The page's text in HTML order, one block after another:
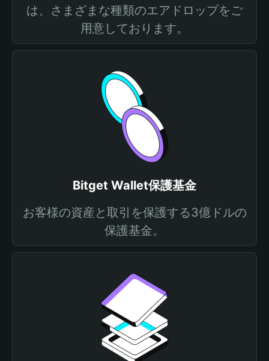
は、さまざまな種類のエアドロップをご
用意しております。
Bitget Wallet保護基金
お客様の資産と取引を保護する3億ドルの
保護基金。